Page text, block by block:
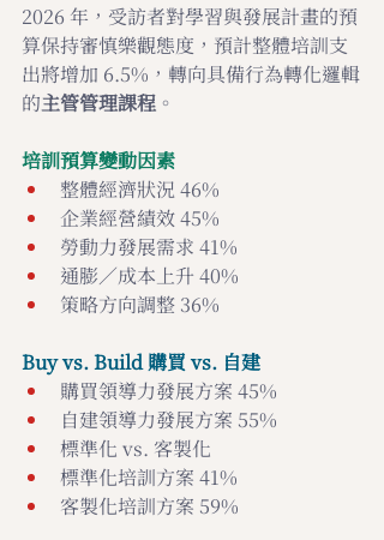
2026 年，受訪者對學習與發展計畫的預
算保持審慎樂觀態度，預計整體培訓支
出將增加 6.5%，轉向具備行為轉化邏輯
的主管管理課程 。
培訓預算變動因素
整體經濟狀況 46%
企業經營績效 45%
勞動力發展需求 41%
通膨／成本上升 40%
策略方向調整 36%
Buy vs. Build 購買 vs. 自建
購買領導力發展方案 45%
自建領導力發展方案 55%
標準化 vs. 客製化
標準化培訓方案 41%
客製化培訓方案 59%